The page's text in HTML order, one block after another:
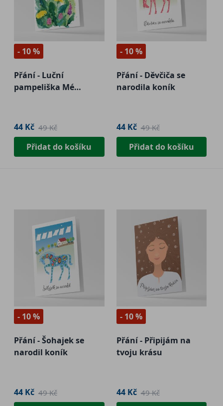
- 10 %
Přání - Luční
pampeliška Mé
44 Kč 49 Kč
Přidat do košíku
- 10 %
Přání - Děvčiča se
narodila koník
44 Kč 49 Kč
Přidat do košíku
- 10 %
Přání - Šohajek se
narodil koník
44 Kč 49 Kč
- 10 %
Přání - Připijám na
tvoju krásu
44 Kč 49 Kč